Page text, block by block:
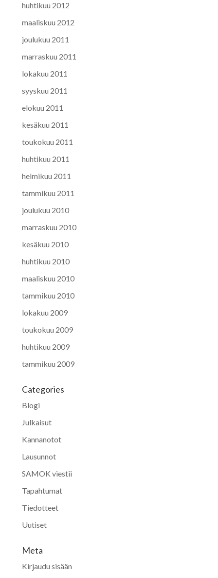
huhtikuu 2012
maaliskuu 2012
joulukuu 2011
marraskuu 2011
lokakuu 2011
syyskuu 2011
elokuu 2011
kesäkuu 2011
toukokuu 2011
huhtikuu 2011
helmikuu 2011
tammikuu 2011
joulukuu 2010
marraskuu 2010
kesäkuu 2010
huhtikuu 2010
maaliskuu 2010
tammikuu 2010
lokakuu 2009
toukokuu 2009
huhtikuu 2009
tammikuu 2009
Categories
Blogi
Julkaisut
Kannanotot
Lausunnot
SAMOK viestii
Tapahtumat
Tiedotteet
Uutiset
Meta
Kirjaudu sisään